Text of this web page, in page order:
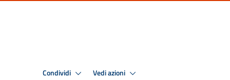
Condividi Vedi azioni